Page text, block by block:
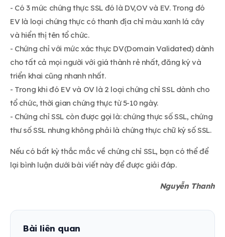
- Có 3 mức chứng thực SSL đó là DV,OV và EV. Trong đó
EV là loại chứng thực có thanh địa chỉ màu xanh lá cây
và hiển thị tên tổ chức.
- Chứng chỉ với mức xác thực DV(Domain Validated) dành
cho tất cả mọi người với giá thành rẻ nhất, đăng ký và
triển khai cũng nhanh nhất.
- Trong khi đó EV và OV là 2 loại chứng chỉ SSL dành cho
tổ chức, thời gian chứng thực từ 5-10 ngày.
- Chứng chỉ SSL còn được gọi là: chứng thực số SSL, chứng
thư số SSL nhưng không phải là chứng thực chữ ký số SSL.
Nếu có bất kỳ thắc mắc về chứng chỉ SSL, bạn có thể để
lại bình luận dưới bài viết này để được giải đáp.
Nguyễn Thanh
Bài liên quan